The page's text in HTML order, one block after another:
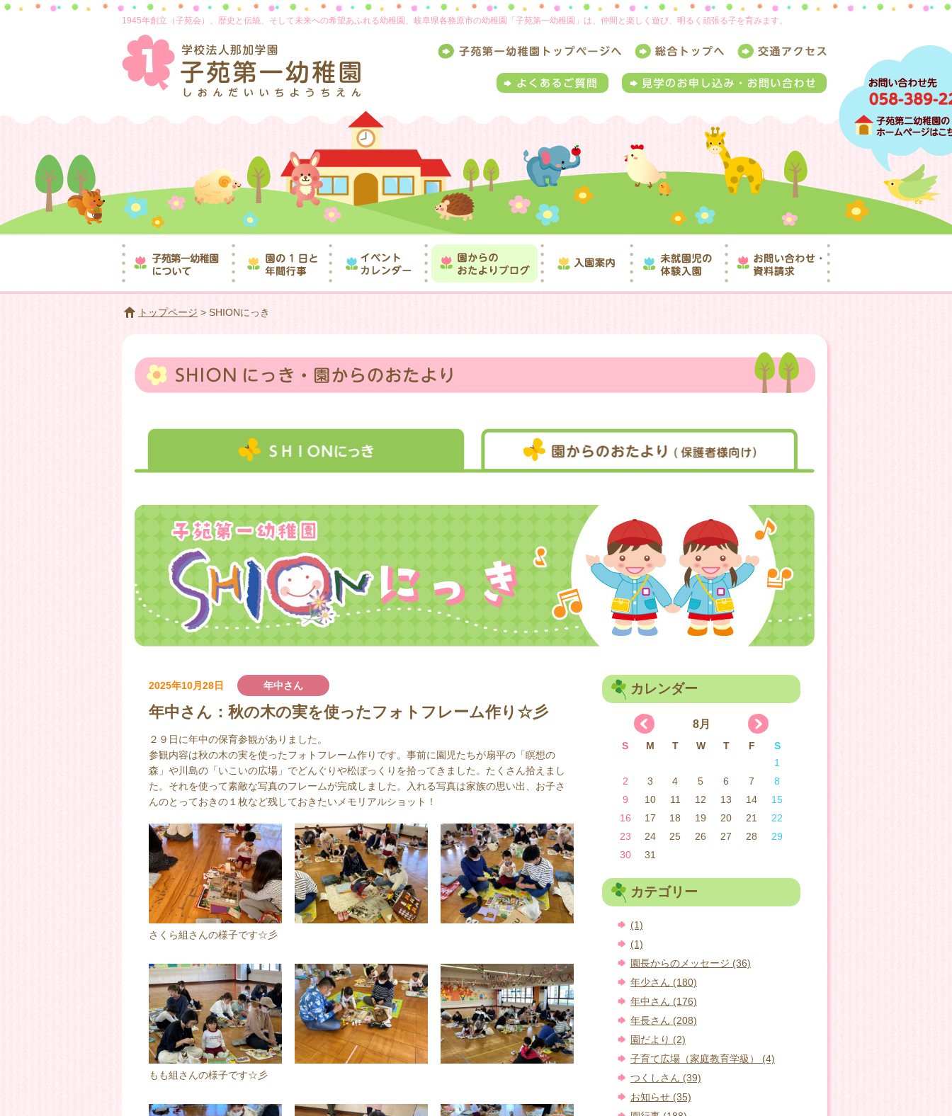
1945年創立（子苑会）。歴史と伝統、そして未来への希望あふれる幼稚園、岐阜県各務原市の幼稚園「子苑第一幼稚園」は、仲間と楽しく遊び、明るく頑張る子を育みます。
トップページ > SHIONにっき
2025年10月28日 年中さん
年中さん：秋の木の実を使ったフォトフレーム作り☆彡
２９日に年中の保育参観がありました。
参観内容は秋の木の実を使ったフォトフレーム作りです。事前に園児たちが扇平の「瞑想の
森」や川島の「いこいの広場」でどんぐりや松ぼっくりを拾ってきました。たくさん拾えまし
た。それを使って素敵な写真のフレームが完成しました。入れる写真は家族の思い出、お子さ
んのとっておきの１枚など残しておきたいメモリアルショット！
さくら組さんの様子です☆彡
もも組さんの様子です☆彡
カレンダー
8月
S M T W T F
S
1
2
3 4 5 6 7
8
9
10 11 12 13 14
15
16
17 18 19 20 21
22
23
24 25 26 27 28
29
30
31
カテゴリー
(1)
(1)
園長からのメッセージ (36)
年少さん (180)
年中さん (176)
年長さん (208)
園だより (2)
子育て広場（家庭教育学級） (4)
つくしさん (39)
お知らせ (35)